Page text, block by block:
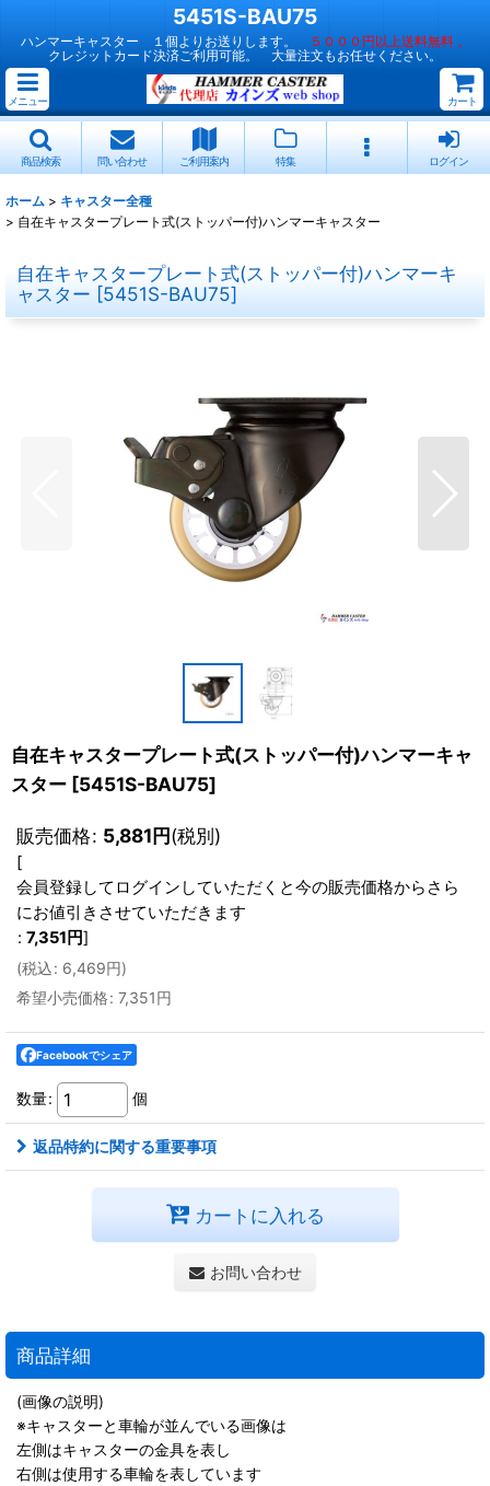
5451S-BAU75
ハンマーキャスター １個よりお送りします。
５０００円以上送料無料 。
クレジットカード決済ご利用可能。 大量注文もお任せください。
メニュー カート
商品検索 問い合わせ ご利用案内 特集 ログイン
ホーム > キャスター全種
> 自在キャスタープレート式(ストッパー付)ハンマーキャスター
自在キャスタープレート式(ストッパー付)ハンマーキ
ャスター [5451S-BAU75]
自在キャスタープレート式(ストッパー付)ハンマーキャ
スター [5451S-BAU75]
販売価格: 5,881円(税別)
[
会員登録してログインしていただくと今の販売価格からさら
にお値引きさせていただきます
: 7,351 円]
(税込: 6,469円)
希望小売価格: 7,351円
Facebookでシェア
数量: 個
返品特約に関する重要事項
カートに入れる
お問い合わせ
商品詳細
(画像の説明)
※キャスターと車輪が並んでいる画像は
左側はキャスターの金具を表し
右側は使用する車輪を表しています